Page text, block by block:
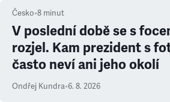
Česko•8 minut
V poslední době se s
rozjel. Kam prezident s
často neví ani jeho okolí
Ondřej Kundra•6. 8. 2026